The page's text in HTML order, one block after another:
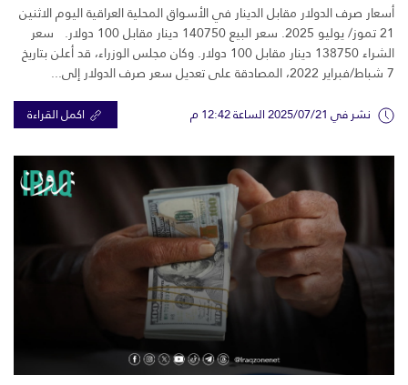
أسعار صرف الدولار مقابل الدينار في الأسواق المحلية العراقية اليوم الاثنين
21 تموز/ يوليو 2025. سعر البيع 140750 دينار مقابل 100 دولار. سعر
الشراء 138750 دينار مقابل 100 دولار. وكان مجلس الوزراء، قد أعلن بتاريخ
7 شباط/فبراير 2022، المصادقة على تعديل سعر صرف الدولار إلى...
نشر في 2025/07/21 الساعة 12:42 م اكمل القراءة